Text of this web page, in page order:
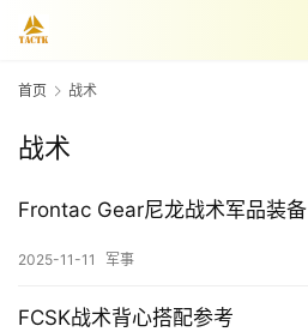
首
首页 战术
战术
Frontac Gear尼龙战术军品装备
2025-11-11 军事
FCSK战术背心搭配参考